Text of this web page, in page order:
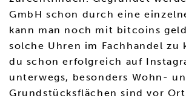
GmbH schon durch eine
kann man noch mit bitcoins
solche Uhren im Fachhandel zu
du schon erfolgreich auf
unterwegs, besonders Wohn-
Grundstücksflächen sind vor